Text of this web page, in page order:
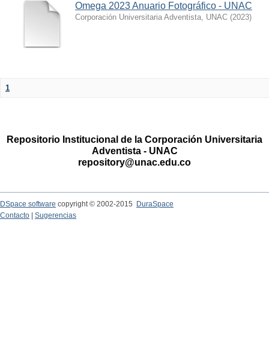
Omega 2023 Anuario Fotográfico - UNAC
Corporación Universitaria Adventista, UNAC (2023)
1
Repositorio Institucional de la Corporación Universitaria
Adventista - UNAC
repository@unac.edu.co
DSpace software copyright © 2002-2015
DuraSpace
Contacto
Sugerencias